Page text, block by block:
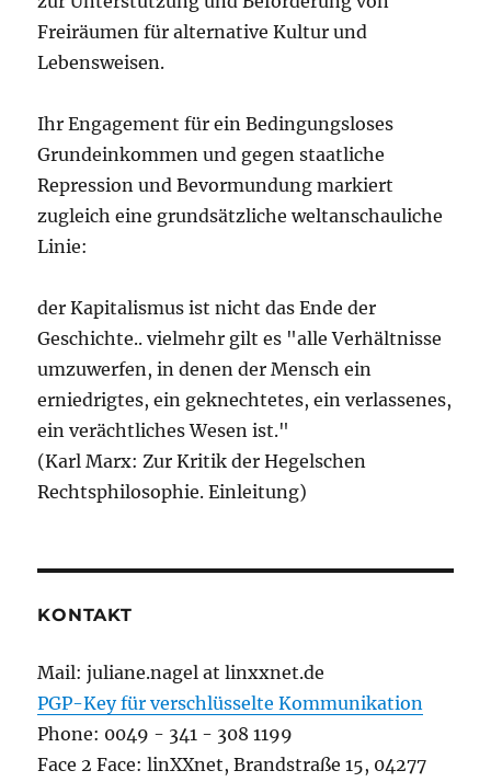
Freiräumen für alternative Kultur und
Lebensweisen.
Ihr Engagement für ein Bedingungsloses
Grundeinkommen und gegen staatliche
Repression und Bevormundung markiert
zugleich eine grundsätzliche weltanschauliche
Linie:
der Kapitalismus ist nicht das Ende der
Geschichte.. vielmehr gilt es "alle Verhältnisse
umzuwerfen, in denen der Mensch ein
erniedrigtes, ein geknechtetes, ein verlassenes,
ein verächtliches Wesen ist."
(Karl Marx: Zur Kritik der Hegelschen
Rechtsphilosophie. Einleitung)
KONTAKT
Mail: juliane.nagel at linxxnet.de
PGP-Key für verschlüsselte Kommunikation
Phone: 0049 - 341 - 308 1199
Face 2 Face: linXXnet, Brandstraße 15, 04277